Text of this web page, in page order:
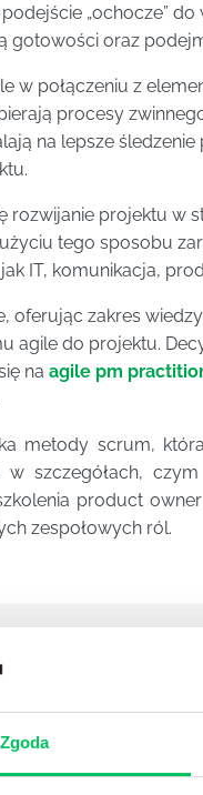
Zgoda
„ochocze”
gotowości oraz
w połączeniu z
procesy
na lepsze
rozwijanie projektu w
tego sposobu
IT, komunikacja,
oferując zakres
agile do projektu.
na agile pm
metody scrum,
w szczegółach,
product
zespołowych ról.
ARTYKUŁY